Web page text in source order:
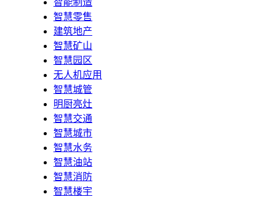
智慧零售
建筑地产
智慧矿山
智慧园区
无人机应用
智慧城管
明厨亮灶
智慧交通
智慧城市
智慧水务
智慧油站
智慧消防
智慧楼宇